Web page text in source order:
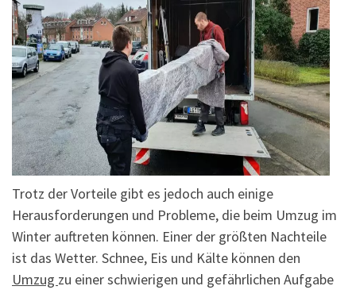
Trotz der Vorteile gibt es jedoch auch einige
Herausforderungen und Probleme, die beim Umzug im
Winter auftreten können. Einer der größten Nachteile
ist das Wetter. Schnee, Eis und Kälte können den
Umzug zu einer schwierigen und gefährlichen Aufgabe